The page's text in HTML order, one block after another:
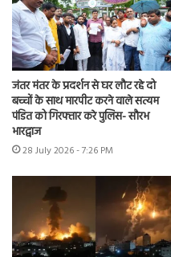
जंतर मंतर के प्रदर्शन से घर लौट रहे दो
बच्चों के साथ मारपीट करने वाले सत्यम
पंडित को गिरफ्तार करे पुलिस- सौरभ
भारद्वाज
28 July 2026 - 7:26 PM